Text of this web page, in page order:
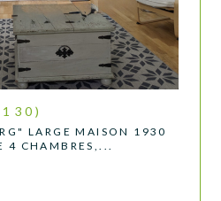
LARGE MAISON 1930
4 CHAMBRES,...